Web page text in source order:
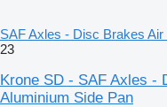
SAF Axles - Disc Brakes
23
Krone SD - SAF Axles -
Aluminium Side Pan